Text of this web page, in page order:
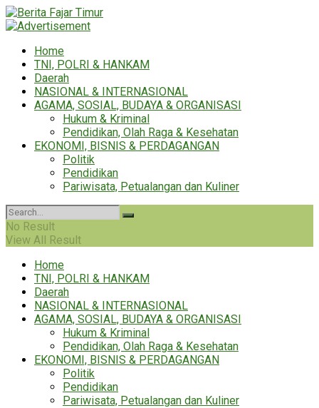
Home
TNI, POLRI & HANKAM
Daerah
NASIONAL & INTERNASIONAL
AGAMA, SOSIAL, BUDAYA & ORGANISASI
Hukum & Kriminal
Pendidikan, Olah Raga & Kesehatan
EKONOMI, BISNIS & PERDAGANGAN
Politik
Pendidikan
Pariwisata, Petualangan dan Kuliner
No Result
View All Result
Home
TNI, POLRI & HANKAM
Daerah
NASIONAL & INTERNASIONAL
AGAMA, SOSIAL, BUDAYA & ORGANISASI
Hukum & Kriminal
Pendidikan, Olah Raga & Kesehatan
EKONOMI, BISNIS & PERDAGANGAN
Politik
Pendidikan
Pariwisata, Petualangan dan Kuliner